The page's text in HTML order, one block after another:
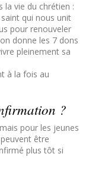
vie du chrétien :
qui nous unit
pour renouveler
donne les 7 dons
pleinement sa
à la fois au
?
pour les jeunes
être
plus tôt si